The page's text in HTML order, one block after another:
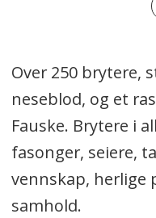
Over 250 brytere,
neseblod, og et
Fauske. Brytere i
fasonger, seiere,
vennskap, herlige
samhold.